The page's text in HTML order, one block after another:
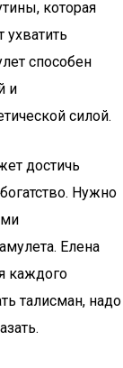
которая
способен
и
силой.
достичь
Нужно
Елена
каждого
талисман, надо